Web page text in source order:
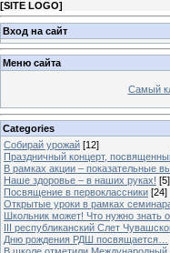
[SITE LOGO]
Вход на сайт
Меню сайта
Самый
Categories
Собирай урожай [12]
Праздничный концерт,
В рамках акции – показательные
Наше здоровье – в наших руках! [5]
Посвящение в первоклассники [24]
Открытые уроки в рамках
Школьник может! Что нужно знать
III республиканский Слет
Дню рождения РДШ посвящается…